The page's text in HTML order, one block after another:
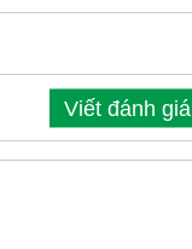
Viết đánh giá